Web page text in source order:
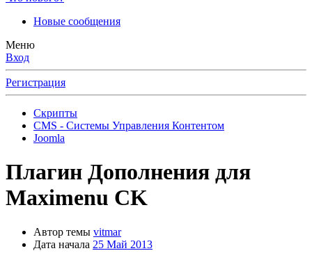
Новые сообщения
Меню
Вход
Регистрация
Скрипты
CMS - Системы Управления Контентом
Joomla
Плагин Дополнения для
Maximenu CK
Автор темы vitmar
Дата начала 25 Май 2013